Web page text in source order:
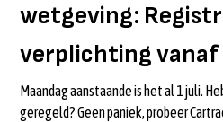
wetgeving:
verplichting vanaf
Maandag aanstaande is het al 1 juli.
geregeld? Geen paniek, probeer